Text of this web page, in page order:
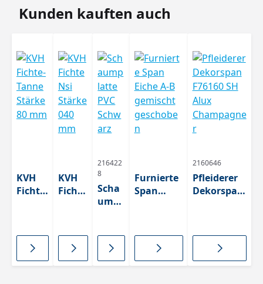
Produktgalerie überspringen
Kunden kauften auch
KVH
Fichte-
KVH
Fichte
mm
216422
8
Scha
umpl
Schw
arz
Furnierte
Span
2160646
Pfleiderer
Dekorspan